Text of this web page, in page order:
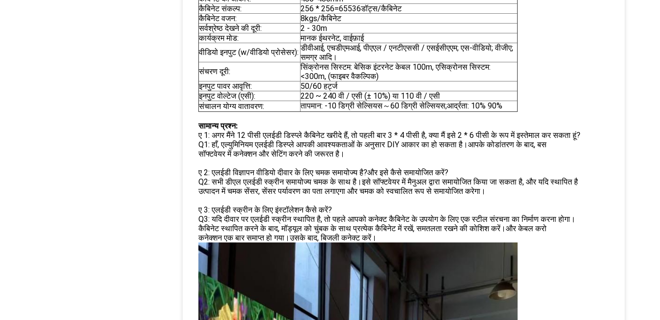
कैबिनेट संकल्प:
256 * 256=65536डॉट्स/कैबिनेट
कैबिनेट वजन:
8kgs/कैबिनेट
सर्वश्रेष्ठ देखने की दूरी:
2 - 30m
कार्यक्रम मोड:
मानक ईथरनेट, वाईफ़ाई
वीडियो इनपुट (w/वीडियो प्रोसेसर): डीवीआई, एचडीएमआई, पीएएल / एनटीएससी / एसईसीएएम; एस-वीडियो; वीजीए;
समग्र आदि।
संचरण दूरी:
सिंक्रोनस सिस्टम: बेसिक इंटरनेट केबल 100m, एसिक्रोनस सिस्टम:
<300m, (फाइबर वैकल्पिक)
इनपुट पावर आवृत्ति:
50/60 हर्ट्ज
इनपुट वोल्टेज (एसी):
220 ~ 240 वी / एसी (± 10%) या 110 वी / एसी
संचालन योग्य वातावरण:
तापमान: -10 डिग्री सेल्सियस～60 डिग्री सेल्सियस;आर्द्रता: 10% 90%
सामान्य प्रश्न:
ए 1: अगर मैंने 12 पीसी एलईडी डिस्प्ले कैबिनेट खरीदे हैं, तो पहली बार 3 * 4 पीसी है, क्या मैं इसे 2 * 6 पीसी के रूप में इस्तेमाल कर सकता हूं?
Q1: हाँ, एल्युमिनियम एलईडी डिस्प्ले आपकी आवश्यकताओं के अनुसार DIY आकार का हो सकता है।आपके कोडांतरण के बाद, बस
सॉफ्टवेयर में कनेक्शन और सेटिंग करने की जरूरत है।
ए 2: एलईडी विज्ञापन वीडियो दीवार के लिए चमक समायोज्य है?और इसे कैसे समायोजित करें?
Q2: सभी डीएल एलईडी स्क्रीन समायोज्य चमक के साथ है।इसे सॉफ्टवेयर में मैनुअल द्वारा समायोजित किया जा सकता है, और यदि स्थापित है
उत्पादन में चमक सेंसर, सेंसर पर्यावरण का पता लगाएगा और चमक को स्वचालित रूप से समायोजित करेगा।
ए 3: एलईडी स्क्रीन के लिए इंस्टॉलेशन कैसे करें?
Q3: यदि दीवार पर एलईडी स्क्रीन स्थापित है, तो पहले आपको कनेक्ट कैबिनेट के उपयोग के लिए एक स्टील संरचना का निर्माण करना होगा।
कैबिनेट स्थापित करने के बाद, मॉड्यूल को चुंबक के साथ प्रत्येक कैबिनेट में रखें, समतलता रखने की कोशिश करें।और केबल करो
कनेक्शन एक बार समाप्त हो गया।उसके बाद, बिजली कनेक्ट करें।